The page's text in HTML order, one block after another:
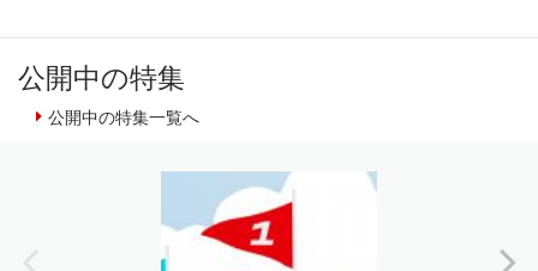
公開中の特集
公開中の特集一覧へ